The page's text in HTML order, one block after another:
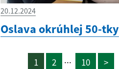
20.12.2024
Oslava okrúhlej 50-tky
1 2 ... 10 >